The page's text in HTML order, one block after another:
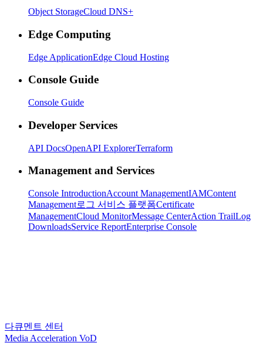
Object StorageCloud DNS+
Edge Computing
Edge ApplicationEdge Cloud Hosting
Console Guide
Console Guide
Developer Services
API DocsOpenAPI ExplorerTerraform
Management and Services
Console IntroductionAccount ManagementIAMContent
Management로그 서비스 플랫폼Certificate
ManagementCloud MonitorMessage CenterAction TrailLog
DownloadsService ReportEnterprise Console
다큐멘트 센터
Media Acceleration VoD